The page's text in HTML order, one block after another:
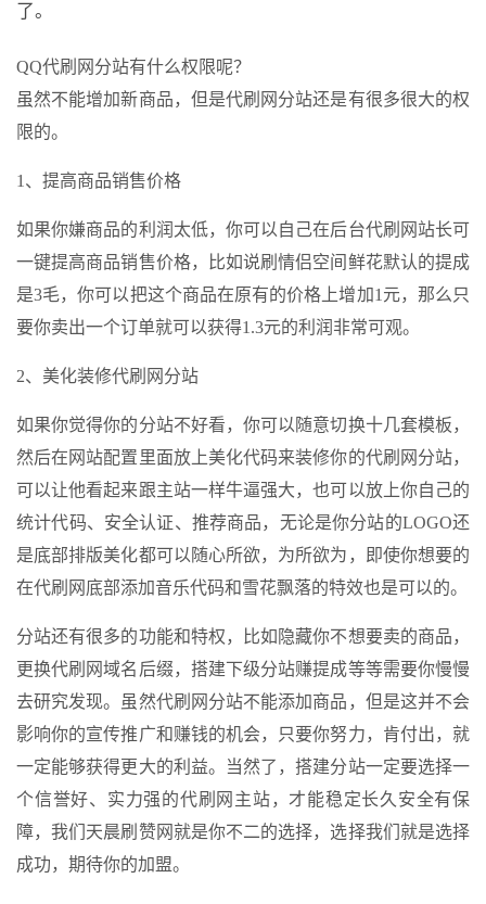
了。
QQ代刷网分站有什么权限呢？
虽然不能增加新商品，但是代刷网分站还是有很多很大的权
限的。
1、提高商品销售价格
如果你嫌商品的利润太低，你可以自己在后台代刷网站长可
一键提高商品销售价格，比如说刷情侣空间鲜花默认的提成
是3毛，你可以把这个商品在原有的价格上增加1元，那么只
要你卖出一个订单就可以获得1.3元的利润非常可观。
2、美化装修代刷网分站
如果你觉得你的分站不好看，你可以随意切换十几套模板，
然后在网站配置里面放上美化代码来装修你的代刷网分站，
可以让他看起来跟主站一样牛逼强大，也可以放上你自己的
统计代码、安全认证、推荐商品，无论是你分站的LOGO还
是底部排版美化都可以随心所欲，为所欲为，即使你想要的
在代刷网底部添加音乐代码和雪花飘落的特效也是可以的。
分站还有很多的功能和特权，比如隐藏你不想要卖的商品，
更换代刷网域名后缀，搭建下级分站赚提成等等需要你慢慢
去研究发现。虽然代刷网分站不能添加商品，但是这并不会
影响你的宣传推广和赚钱的机会，只要你努力，肯付出，就
一定能够获得更大的利益。当然了，搭建分站一定要选择一
个信誉好、实力强的代刷网主站，才能稳定长久安全有保
障，我们天晨刷赞网就是你不二的选择，选择我们就是选择
成功，期待你的加盟。